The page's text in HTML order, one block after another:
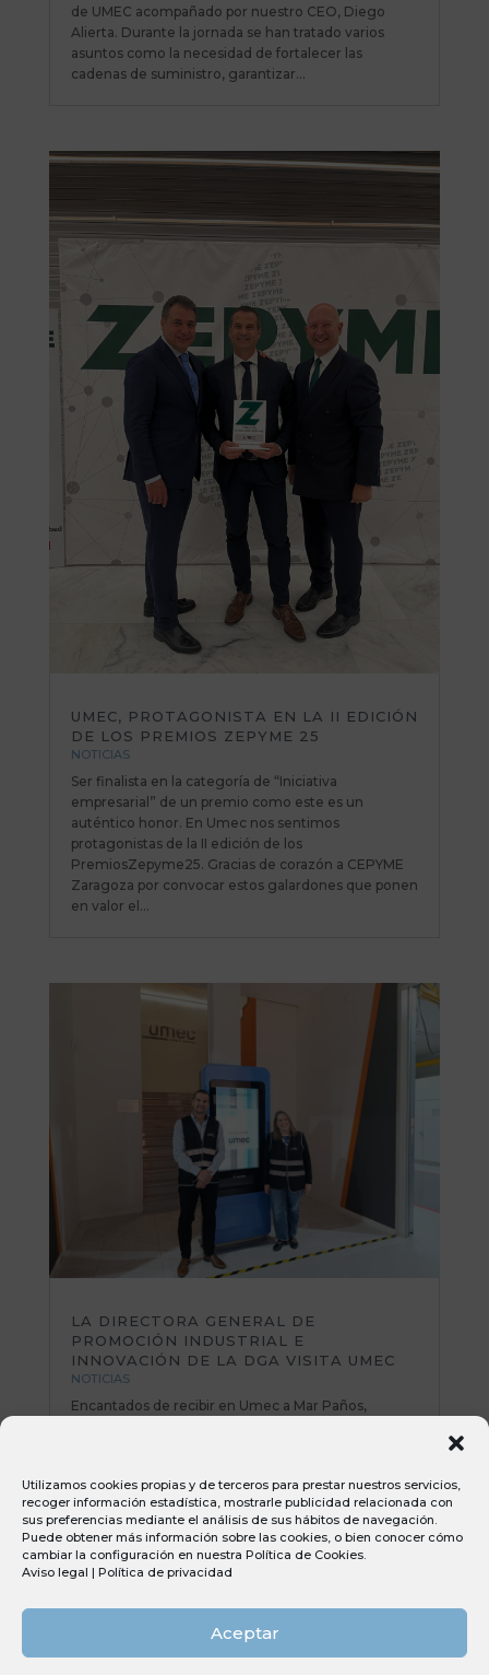
Utilizamos cookies propias y de terceros para prestar nuestros servicios,
recoger información estadística, mostrarle publicidad relacionada con
sus preferencias mediante el análisis de sus hábitos de navegación.
Puede obtener más información sobre las cookies, o bien conocer cómo
cambiar la configuración en nuestra Política de Cookies.
Aviso legal | Política de privacidad
Aceptar
de UMEC acompañado por nuestro CEO, Diego
Alierta. Durante la jornada se han tratado varios
asuntos como la necesidad de fortalecer las
cadenas de suministro, garantizar...
UMEC, PROTAGONISTA EN LA II EDICIÓN
DE LOS PREMIOS ZEPYME 25
NOTICIAS
Ser finalista en la categoría de “Iniciativa
empresarial” de un premio como este es un
auténtico honor. En Umec nos sentimos
protagonistas de la II edición de los
PremiosZepyme25. Gracias de corazón a CEPYME
Zaragoza por convocar estos galardones que ponen
en valor el...
LA DIRECTORA GENERAL DE
PROMOCIÓN INDUSTRIAL E
INNOVACIÓN DE LA DGA VISITA UMEC
NOTICIAS
Encantados de recibir en Umec a Mar Paños,
poniendo sobre la mesa nuevas iniciativas e ideas
muy interesantes. Todo el equipo Umec...